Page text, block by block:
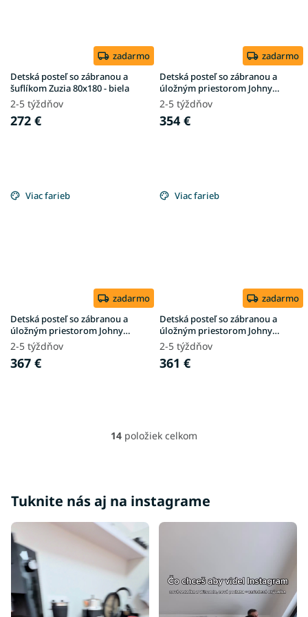
zadarmo
Detská posteľ so zábranou a
šuflíkom Zuzia 80x180 - biela
2-5 týždňov
272 €
zadarmo
Detská posteľ so zábranou a
úložným priestorom Johny
80x180 - olivová
2-5 týždňov
354 €
Viac farieb
zadarmo
Detská posteľ so zábranou a
úložným priestorom Johny
90x200 - kašmír
2-5 týždňov
367 €
Viac farieb
zadarmo
Detská posteľ so zábranou a
úložným priestorom Johny
90x200 - olivová
2-5 týždňov
361 €
O
d
a
14 položiek celkom
Tuknite nás aj na instagrame